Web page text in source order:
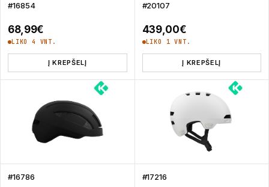
#16854
68,99€
LIKO 4 VNT.
Į KREPŠELĮ
#20107
439,00€
LIKO 1 VNT.
Į KREPŠELĮ
#16786 #17216